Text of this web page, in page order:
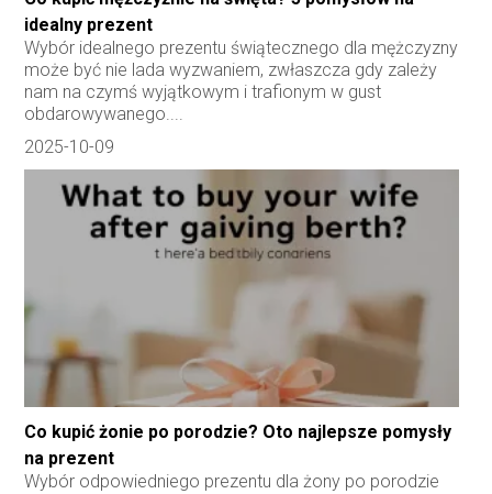
idealny prezent
Wybór idealnego prezentu świątecznego dla mężczyzny
może być nie lada wyzwaniem, zwłaszcza gdy zależy
nam na czymś wyjątkowym i trafionym w gust
obdarowywanego....
2025-10-09
Co kupić żonie po porodzie? Oto najlepsze pomysły
na prezent
Wybór odpowiedniego prezentu dla żony po porodzie